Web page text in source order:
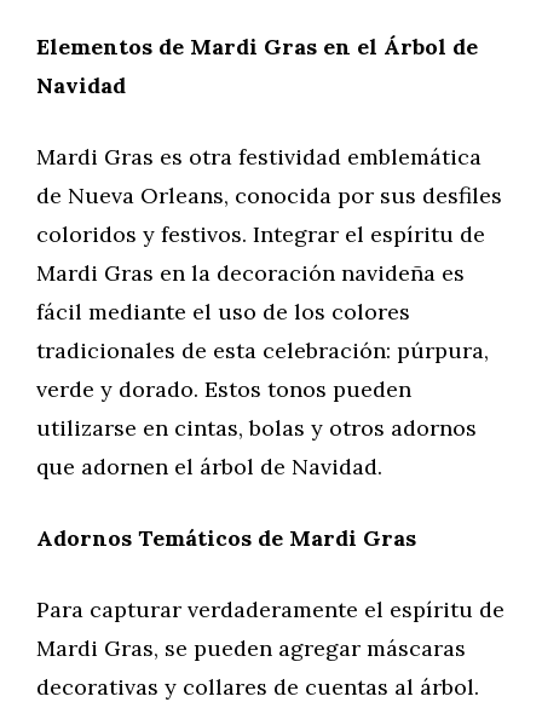
Elementos de Mardi Gras en el Árbol de
Navidad
Mardi Gras es otra festividad emblemática
de Nueva Orleans, conocida por sus desfiles
coloridos y festivos. Integrar el espíritu de
Mardi Gras en la decoración navideña es
fácil mediante el uso de los colores
tradicionales de esta celebración: púrpura,
verde y dorado. Estos tonos pueden
utilizarse en cintas, bolas y otros adornos
que adornen el árbol de Navidad.
Adornos Temáticos de Mardi Gras
Para capturar verdaderamente el espíritu de
Mardi Gras, se pueden agregar máscaras
decorativas y collares de cuentas al árbol.